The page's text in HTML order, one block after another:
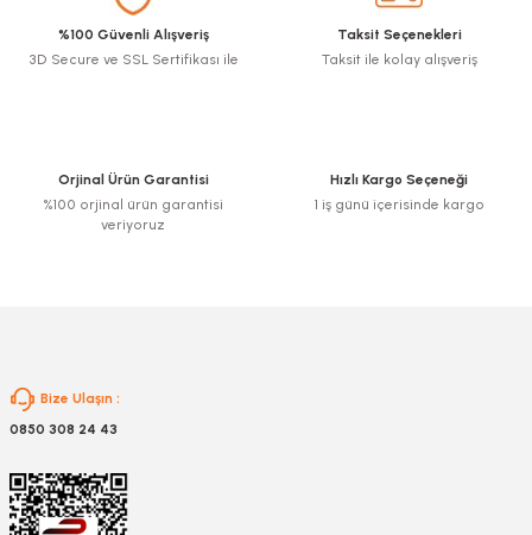
Görüş ve önerileriniz için teşekkür ederiz.
Ürün resmi kalitesiz, bozuk veya görüntülenemiyor.
Bu ürüne benzer farklı alternatifler olmalı.
%100 Güvenli Alışveriş
3D Secure ve SSL Sertifikası ile
Taksit Seçenekleri
Taksit ile kolay alışveriş
Orjinal Ürün Garantisi
%100 orjinal ürün garantisi
veriyoruz
Hızlı Kargo Seçeneği
1 iş günü içerisinde kargo
Bize Ulaşın :
0850 308 24 43